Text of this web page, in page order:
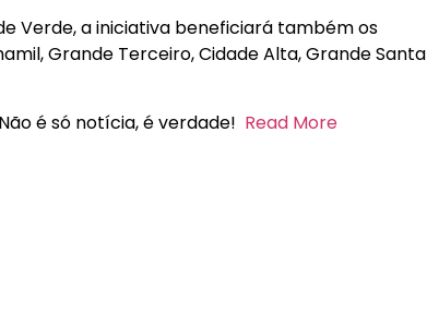
Verde, a iniciativa beneficiará também os
Grande Terceiro, Cidade Alta, Grande Santa
é só notícia, é verdade! Read More